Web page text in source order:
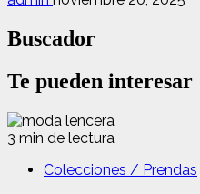
Buscador
Te pueden interesar
3 min de lectura
Colecciones / Prendas